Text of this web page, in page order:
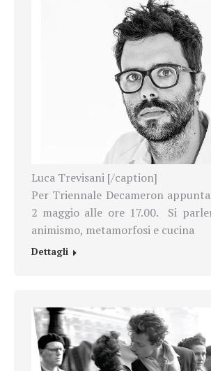
Luca Trevisani [/caption]
Per Triennale Decameron
2 maggio alle ore 17.00. Si
animismo, metamorfosi e cucina
Dettagli